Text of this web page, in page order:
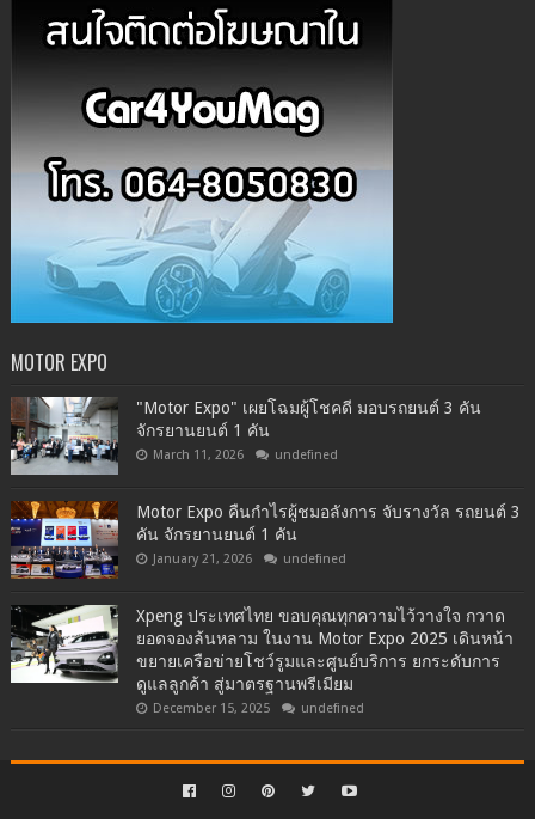
MOTOR EXPO
"Motor Expo" เผยโฉมผู้โชคดี มอบรถยนต์ 3 คัน
จักรยานยนต์ 1 คัน
March 11, 2026 undefined
Motor Expo คืนกำไรผู้ชมอลังการ จับรางวัล รถยนต์ 3
คัน จักรยานยนต์ 1 คัน
January 21, 2026 undefined
Xpeng ประเทศไทย ขอบคุณทุกความไว้วางใจ กวาด
ยอดจองล้นหลาม ในงาน Motor Expo 2025 เดินหน้า
ขยายเครือข่ายโชว์รูมและศูนย์บริการ ยกระดับการ
ดูแลลูกค้า สู่มาตรฐานพรีเมียม
December 15, 2025 undefined